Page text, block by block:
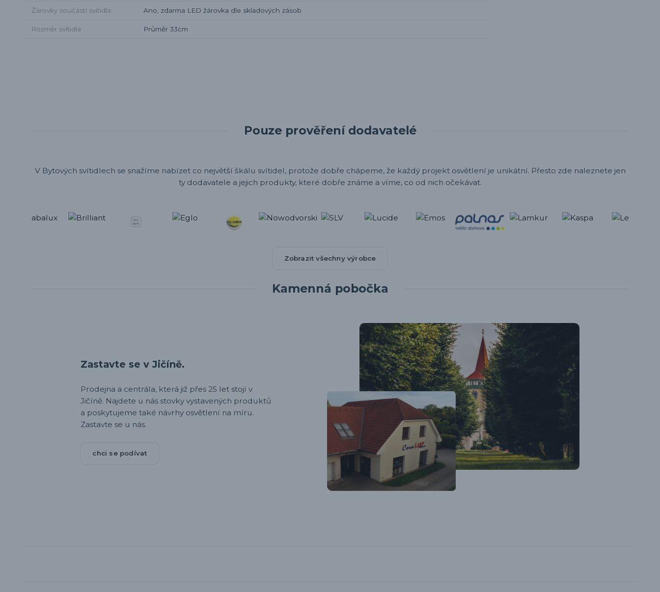
Žárovky součástí svítidla Ano, zdarma LED žárovka dle skladových zásob
Rozměr svítidla Průměr 33cm
Pouze prověření dodavatelé
V Bytových svítidlech se snažíme nabízet co největší škálu svítidel, protože dobře chápeme, že každý projekt osvětlení je unikátní. Přesto zde naleznete jen
ty dodavatele a jejich produkty, které dobře známe a víme, co od nich očekávat.
Zobrazit všechny výrobce
Kamenná pobočka
Zastavte se v Jičíně.
Prodejna a centrála, která již přes 25 let stojí v
Jičíně. Najdete u nás stovky vystavených produktů
a poskytujeme také návrhy osvětlení na míru.
Zastavte se u nás.
chci se podívat